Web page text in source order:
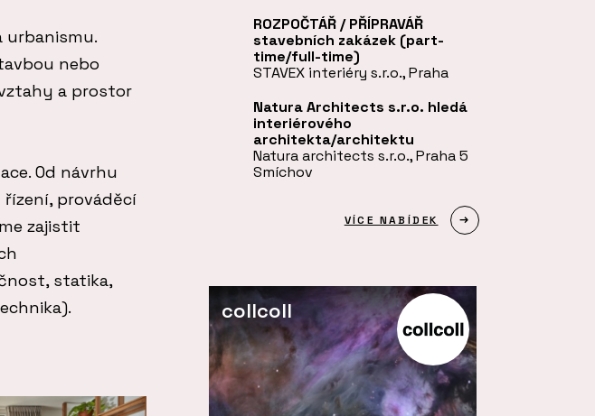
urbanismu.
nebo
a prostor
Od návrhu
prováděcí
zajistit
statika,
ROZPOČTÁŘ / PŘÍPRAVÁŘ
stavebních zakázek (part-
time/full-time)
STAVEX interiéry s.r.o., Praha
Natura Architects s.r.o. hledá
interiérového
architekta/architektu
Natura architects s.r.o., Praha 5
Smíchov
VÍCE NABÍDEK
collcoll